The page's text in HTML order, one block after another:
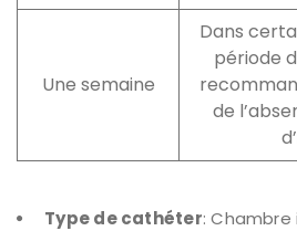
Une semaine
Dans
période
de
Type de cathéter: